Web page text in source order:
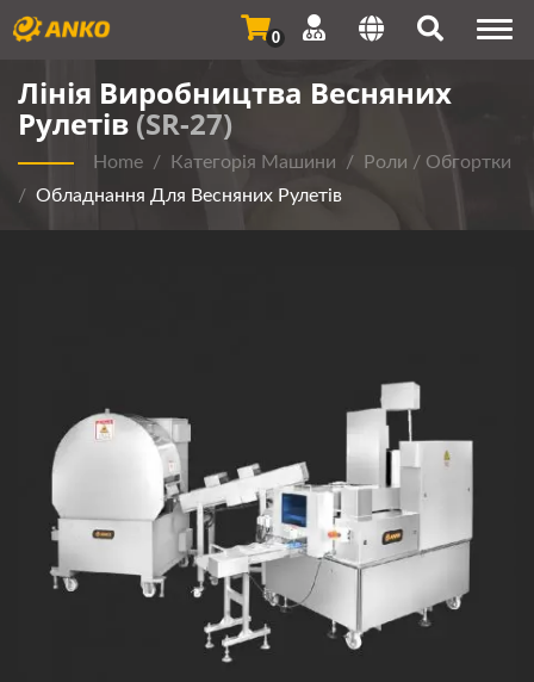
0
Лінія Виробництва Весняних
Рулетів (SR-27)
Home / Категорія Машини /
Роли / Обгортки
/ Обладнання Для Весняних Рулетів